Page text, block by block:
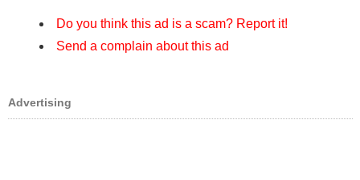
Do you think this ad is a scam? Report it!
Send a complain about this ad
Advertising